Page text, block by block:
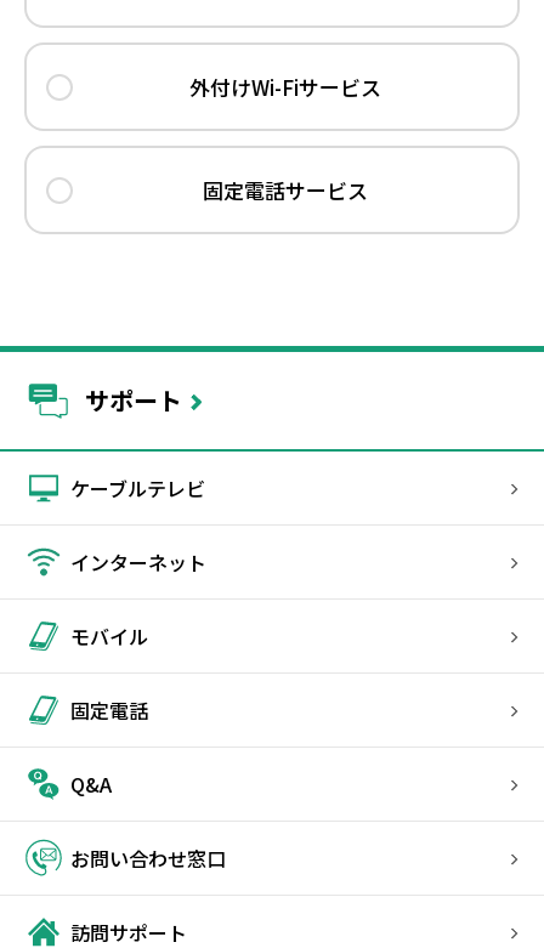
外付けWi-Fiサービス
固定電話サービス
サポート
ケーブルテレビ
インターネット
モバイル
固定電話
Q&A
お問い合わせ窓口
訪問サポート